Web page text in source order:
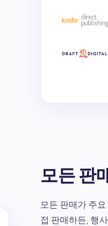
모든 판
모든 판매가 주
접 판매하든, 행